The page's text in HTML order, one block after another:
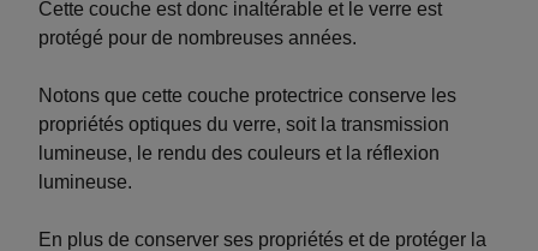
Cette couche est donc inaltérable et le verre est
protégé pour de nombreuses années.
Notons que cette couche protectrice conserve les
propriétés optiques du verre, soit la transmission
lumineuse, le rendu des couleurs et la réflexion
lumineuse.
En plus de conserver ses propriétés et de protéger la